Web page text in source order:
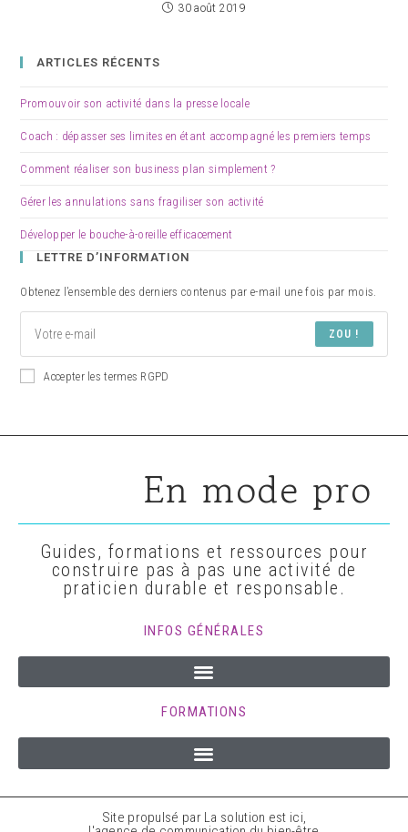
30 août 2019
ARTICLES RÉCENTS
Promouvoir son activité dans la presse locale
Coach : dépasser ses limites en étant accompagné les premiers temps
Comment réaliser son business plan simplement ?
Gérer les annulations sans fragiliser son activité
Développer le bouche-à-oreille efficacement
LETTRE D’INFORMATION
Obtenez l’ensemble des derniers contenus par e-mail une fois par mois.
ZOU !
Accepter les termes RGPD
En mode pro
Guides, formations et ressources pour
construire pas à pas une activité de
praticien durable et responsable.
INFOS GÉNÉRALES
FORMATIONS
Site propulsé par La solution est ici,